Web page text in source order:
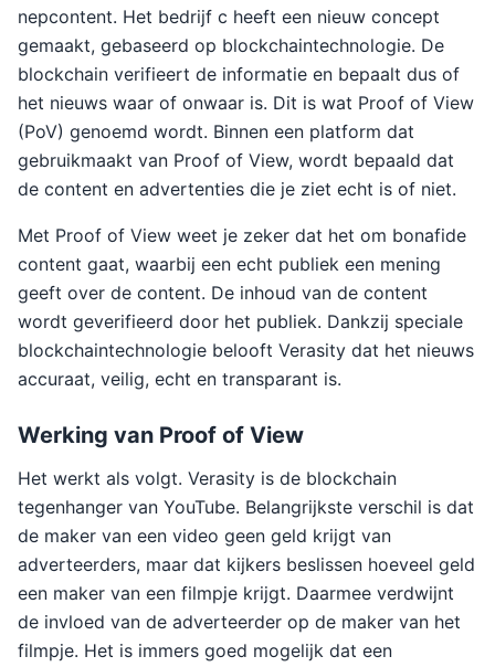
nepcontent. Het bedrijf c heeft een nieuw concept
gemaakt, gebaseerd op blockchaintechnologie. De
blockchain verifieert de informatie en bepaalt dus of
het nieuws waar of onwaar is. Dit is wat Proof of View
(PoV) genoemd wordt. Binnen een platform dat
gebruikmaakt van Proof of View, wordt bepaald dat
de content en advertenties die je ziet echt is of niet.
Met Proof of View weet je zeker dat het om bonafide
content gaat, waarbij een echt publiek een mening
geeft over de content. De inhoud van de content
wordt geverifieerd door het publiek. Dankzij speciale
blockchaintechnologie belooft Verasity dat het nieuws
accuraat, veilig, echt en transparant is.
Werking van Proof of View
Het werkt als volgt. Verasity is de blockchain
tegenhanger van YouTube. Belangrijkste verschil is dat
de maker van een video geen geld krijgt van
adverteerders, maar dat kijkers beslissen hoeveel geld
een maker van een filmpje krijgt. Daarmee verdwijnt
de invloed van de adverteerder op de maker van het
filmpje. Het is immers goed mogelijk dat een